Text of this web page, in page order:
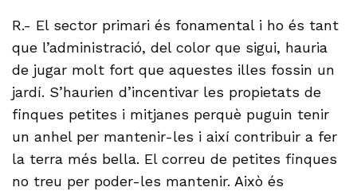
R.- El sector primari és fonamental i ho és tant
que l’administració, del color que sigui, hauria
de jugar molt fort que aquestes illes fossin un
jardí. S’haurien d’incentivar les propietats de
finques petites i mitjanes perquè puguin tenir
un anhel per mantenir-les i així contribuir a fer
la terra més bella. El correu de petites finques
no treu per poder-les mantenir. Això és